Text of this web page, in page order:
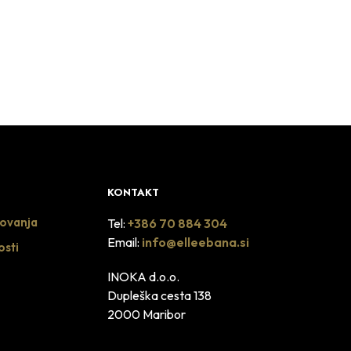
KONTAKT
Tel: +386 70 884 304
Email: info@elleebana.si
INOKA d.o.o.
Dupleška cesta 138
2000 Maribor